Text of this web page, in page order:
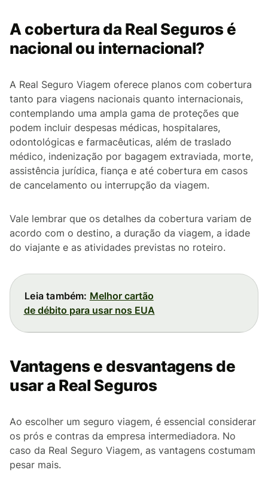
A cobertura da Real Seguros é
nacional ou internacional?
A Real Seguro Viagem oferece planos com cobertura
tanto para viagens nacionais quanto internacionais,
contemplando uma ampla gama de proteções que
podem incluir despesas médicas, hospitalares,
odontológicas e farmacêuticas, além de traslado
médico, indenização por bagagem extraviada, morte,
assistência jurídica, fiança e até cobertura em casos
de cancelamento ou interrupção da viagem.
Vale lembrar que os detalhes da cobertura variam de
acordo com o destino, a duração da viagem, a idade
do viajante e as atividades previstas no roteiro.
Leia também: Melhor cartão
de débito para usar nos EUA
Vantagens e desvantagens de
usar a Real Seguros
Ao escolher um seguro viagem, é essencial considerar
os prós e contras da empresa intermediadora. No
caso da Real Seguro Viagem, as vantagens costumam
pesar mais.